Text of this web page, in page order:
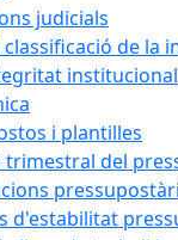
judicials
de la
institucional
i plantilles
trimestral del
d'estabilitat